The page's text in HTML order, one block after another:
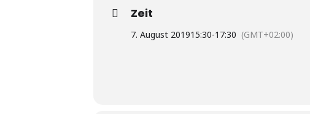
Zeit
7. August 201915:30-17:30 (GMT+02:00)